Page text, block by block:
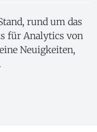
rund um das
für Analytics von
Neuigkeiten,